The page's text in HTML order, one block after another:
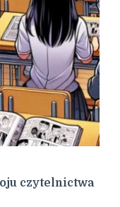
czytelnictwa